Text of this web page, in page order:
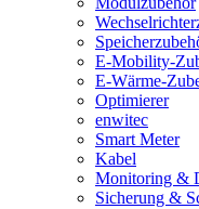
E-Mobility-
E-Wärme-
Optimierer
enwitec
Smart Meter
Kabel
Monitoring &
Sicherung &